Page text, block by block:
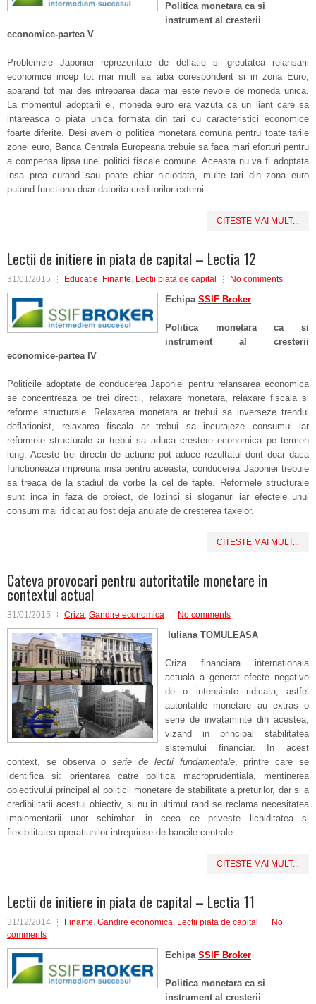
Politica monetara ca si
instrument al cresterii
economice-partea V
Problemele Japoniei reprezentate de deflatie si greutatea relansarii
economice incep tot mai mult sa aiba corespondent si in zona Euro,
aparand tot mai des intrebarea daca mai este nevoie de moneda unica.
La momentul adoptarii ei, moneda euro era vazuta ca un liant care sa
intareasca o piata unica formata din tari cu caracteristici economice
foarte diferite. Desi avem o politica monetara comuna pentru toate tarile
zonei euro, Banca Centrala Europeana trebuie sa faca mari eforturi pentru
a compensa lipsa unei politici fiscale comune. Aceasta nu va fi adoptata
insa prea curand sau poate chiar niciodata, multe tari din zona euro
putand functiona doar datorita creditorilor externi.
CITESTE MAI MULT...
Lectii de initiere in piata de capital – Lectia 12
31/01/2015 Educatie, Finante, Lectii piata de capital No comments
Echipa SSIF Broker
Politica monetara ca si
instrument al cresterii
economice-partea IV
Politicile adoptate de conducerea Japoniei pentru relansarea economica
se concentreaza pe trei directii, relaxare monetara, relaxare fiscala si
reforme structurale. Relaxarea monetara ar trebui sa inverseze trendul
deflationist, relaxarea fiscala ar trebui sa incurajeze consumul iar
reformele structurale ar trebui sa aduca crestere economica pe termen
lung. Aceste trei directii de actiune pot aduce rezultatul dorit doar daca
functioneaza impreuna insa pentru aceasta, conducerea Japoniei trebuie
sa treaca de la stadiul de vorbe la cel de fapte. Reformele structurale
sunt inca in faza de proiect, de lozinci si sloganuri iar efectele unui
consum mai ridicat au fost deja anulate de cresterea taxelor.
CITESTE MAI MULT...
Cateva provocari pentru autoritatile monetare in
contextul actual
31/01/2015 Criza, Gandire economica No comments
Iuliana TOMULEASA
Criza financiara internationala
actuala a generat efecte negative
de o intensitate ridicata, astfel
autoritatile monetare au extras o
serie de invataminte din acestea,
vizand in principal stabilitatea
sistemului financiar. In acest
context, se observao serie de lectii fundamentale, printre care se
identifica si: orientarea catre politica macroprudentiala, mentinerea
obiectivului principal al politicii monetare de stabilitate a preturilor, dar si a
credibilitatii acestui obiectiv, si nu in ultimul rand se reclama necesitatea
implementarii unor schimbari in ceea ce priveste lichiditatea si
flexibilitatea operatiunilor intreprinse de bancile centrale.
CITESTE MAI MULT...
Lectii de initiere in piata de capital – Lectia 11
31/12/2014 Finante, Gandire economica, Lectii piata de capital
No
comments
Echipa SSIF Broker
Politica monetara ca si
instrument al cresterii